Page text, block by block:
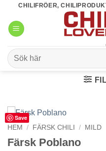
content
CHILIFRÖER,
Sök
efter:
Save
HEM / FÄRSK CHILI / MILD
Färsk Poblano